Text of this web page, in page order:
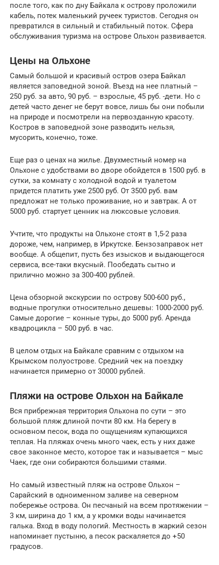
после того, как по дну Байкала к острову проложили
кабель, потек маленький ручеек туристов. Сегодня он
превратился в сильный и стабильный поток. Сфера
обслуживания туризма на острове Ольхон развивается.
Цены на Ольхоне
Самый большой и красивый остров озера Байкал
является заповедной зоной. Въезд на нее платный –
250 руб. за авто, 90 руб. – взрослые, 45 руб. -дети. Но с
детей часто денег не берут вовсе, лишь бы они побыли
на природе и посмотрели на первозданную красоту.
Костров в заповедной зоне разводить нельзя,
мусорить, конечно, тоже.
Еще раз о ценах на жилье. Двухместный номер на
Ольхоне с удобствами во дворе обойдется в 1500 руб. в
сутки, за комнату с холодной водой и туалетом
придется платить уже 2500 руб. От 3500 руб. вам
предложат не только проживание, но и завтрак. А от
5000 руб. стартует ценник на люксовые условия.
Учтите, что продукты на Ольхоне стоят в 1,5-2 раза
дороже, чем, например, в Иркутске. Бензозаправок нет
вообще. А общепит, пусть без изысков и выдающегося
сервиса, все-таки вкусный. Пообедать сытно и
прилично можно за 300-400 рублей.
Цена обзорной экскурсии по острову 500-600 руб.,
водные прогулки относительно дешевы: 1000-2000 руб.
Самые дорогие – конные туры, до 5000 руб. Аренда
квадроцикла – 500 руб. в час.
В целом отдых на Байкале сравним с отдыхом на
Крымском полуострове. Средний чек на поездку
начинается примерно от 30000 рублей.
Пляжи на острове Ольхон на Байкале
Вся прибрежная территория Ольхона по сути – это
большой пляж длиной почти 80 км. На берегу в
основном песок, вода по ощущениям купающихся
теплая. На пляжах очень много чаек, есть у них даже
свое законное место, которое так и называется – мыс
Чаек, где они собираются большими стаями.
Но самый известный пляж на острове Ольхон –
Сарайский в одноименном заливе на северном
побережье острова. Он песчаный на всем протяжении –
3 км, ширина до 1 км, а у кромки воды начинается
галька. Вход в воду пологий. Местность в жаркий сезон
напоминает пустыню, а песок раскаляется до +50
градусов.